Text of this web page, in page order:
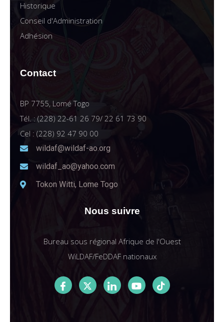
Historique
Conseil d'Administration
Adhésion
Contact
BP 7755, Lomé Togo
Tél. : (228) 22-61 26 79/ 22 61 73 90
Cel : (228) 92 47 90 00
wildaf@wildaf-ao.org
wildaf_ao@yahoo.com
Tokon Witti, Lome Togo
Nous suivre
Bureau sous régional Afrique de l'Ouest
WiLDAF/FeDDAF nationaux